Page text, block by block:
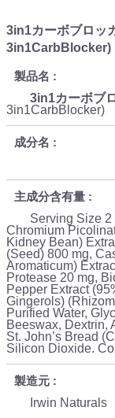
3in1カーボブロッ
3in1CarbBlocker)
製品名
3in1カーボブ
3in1CarbBlocker)
成分名
主成分含有量
Serving Size
Chromium
Kidney Bean)
(Seed) 800 mg,
Aromaticum)
Protease 20 mg,
Pepper Extract
Gingerols)
Purified Water,
Beeswax, Dextrin,
St. John’s Bread
Silicon Dioxide.
製造元
Irwin Naturals